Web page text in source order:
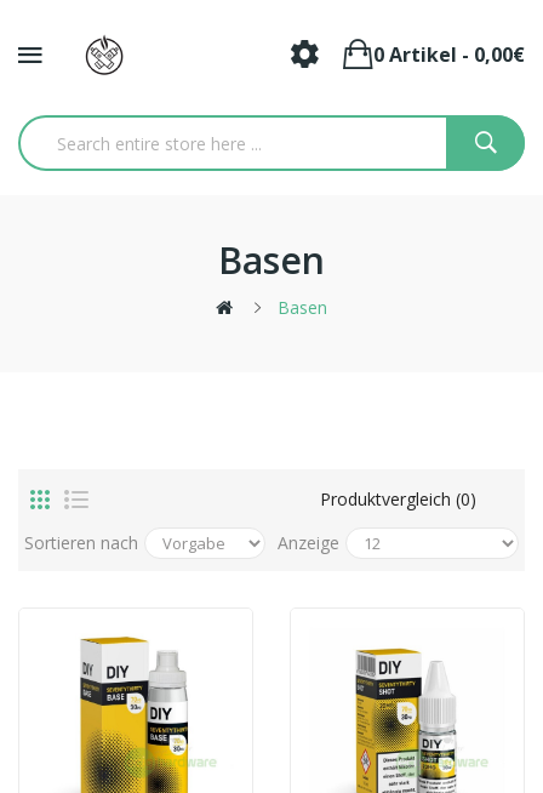
0 Artikel - 0,00€
Basen
Basen
Produktvergleich (0)
Sortieren nach
Anzeige